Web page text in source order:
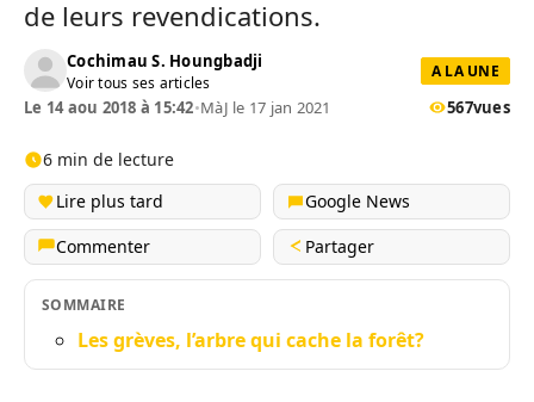
de leurs revendications.
Cochimau S. Houngbadji
Voir tous ses articles
A LA UNE
Le 14 aou 2018 à 15:42•MàJ le 17 jan 2021 567vues
6 min de lecture
Lire plus tard
Google News
Commenter
Partager
SOMMAIRE
Les grèves, l’arbre qui cache la forêt?